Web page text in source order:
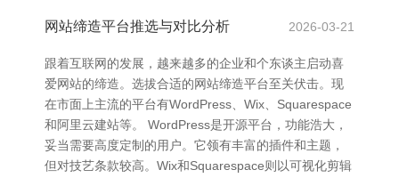
网站缔造平台推选与对比分析 2026-03-21
跟着互联网的发展，越来越多的企业和个东谈主启动喜
爱网站的缔造。选拔合适的网站缔造平台至关伏击。现
在市面上主流的平台有WordPress、Wix、Squarespace
和阿里云建站等。 WordPress是开源平台，功能浩大，
妥当需要高度定制的用户。它领有丰富的插件和主题，
但对技艺条款较高。Wix和Squarespace则以可视化剪辑